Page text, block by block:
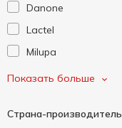
Danone
Lactel
Milupa
Агуня
Біліццімо
Показать больше
Страна-производитель